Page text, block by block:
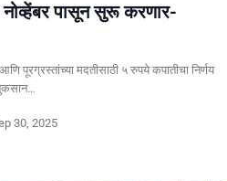
नोव्हेंबर पासून सुरू करणार-
पूरग्रस्तांच्या मदतीसाठी ५ रुपये कपातीचा निर्णय
30, 2025